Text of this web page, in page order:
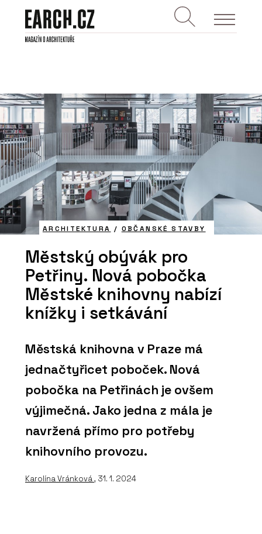
ARCHITEKTURA / OBČANSKÉ STAVBY
Městský obývák pro
Petřiny. Nová pobočka
Městské knihovny nabízí
knížky i setkávání
Městská knihovna v Praze má
jednačtyřicet poboček. Nová
pobočka na Petřinách je ovšem
výjimečná. Jako jedna z mála je
navržená přímo pro potřeby
knihovního provozu.
Karolína Vránková, 31. 1. 2024